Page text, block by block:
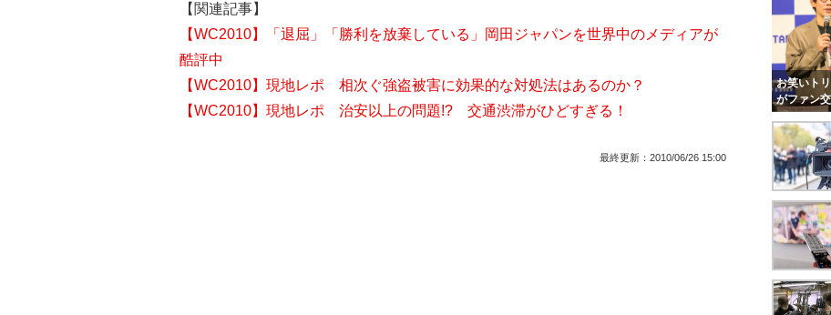
【関連記事】
【WC2010】「退屈」「勝利を放棄している」岡田ジャパンを世界中のメディアが
酷評中
【WC2010】現地レポ 相次ぐ強盗被害に効果的な対処法はあるのか？
【WC2010】現地レポ 治安以上の問題!? 交通渋滞がひどすぎる！
最終更新： 2010/06/26 15:00
お笑いト
がファン